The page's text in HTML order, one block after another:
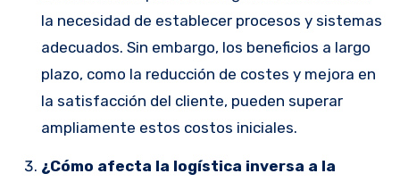
la necesidad de establecer procesos y sistemas
adecuados. Sin embargo, los beneficios a largo
plazo, como la reducción de costes y mejora en
la satisfacción del cliente, pueden superar
ampliamente estos costos iniciales.
¿Cómo afecta la logística inversa a la